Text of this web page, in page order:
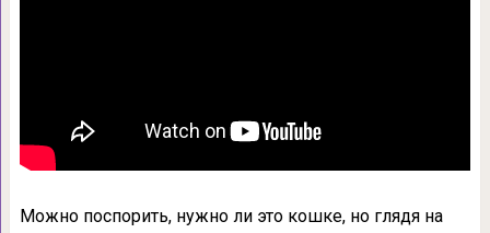
Можно поспорить, нужно ли это кошке, но глядя на